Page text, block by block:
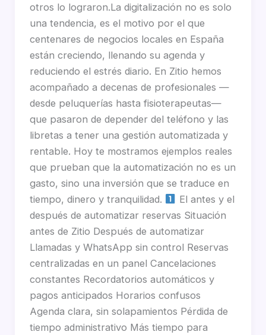
otros lo lograron.La digitalización no es solo
una tendencia, es el motivo por el que
centenares de negocios locales en España
están creciendo, llenando su agenda y
reduciendo el estrés diario. En Zitio hemos
acompañado a decenas de profesionales —
desde peluquerías hasta fisioterapeutas—
que pasaron de depender del teléfono y las
libretas a tener una gestión automatizada y
rentable. Hoy te mostramos ejemplos reales
que prueban que la automatización no es un
gasto, sino una inversión que se traduce en
tiempo, dinero y tranquilidad.
El antes y el
después de automatizar reservas Situación
antes de Zitio Después de automatizar
Llamadas y WhatsApp sin control Reservas
centralizadas en un panel Cancelaciones
constantes Recordatorios automáticos y
pagos anticipados Horarios confusos
Agenda clara, sin solapamientos Pérdida de
tiempo administrativo Más tiempo para